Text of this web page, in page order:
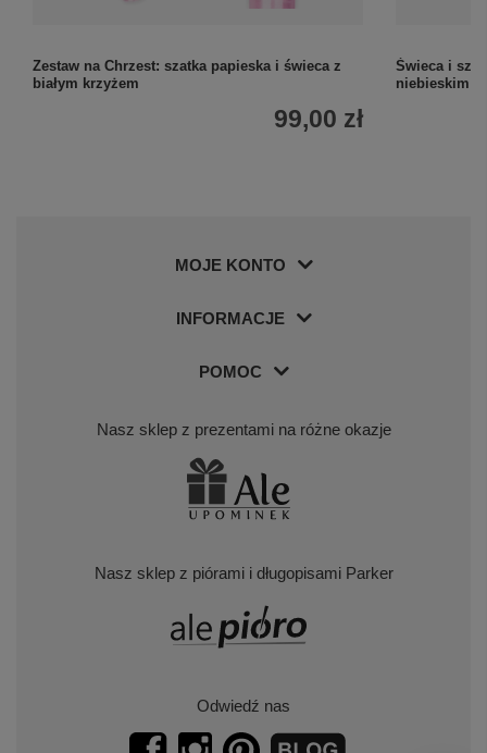
Zestaw na Chrzest: szatka papieska i świeca z
białym krzyżem
99,00 zł
Świeca i
niebieskim
MOJE KONTO
INFORMACJE
POMOC
Nasz sklep z prezentami na różne okazje
Nasz sklep z piórami i długopisami Parker
Odwiedź nas